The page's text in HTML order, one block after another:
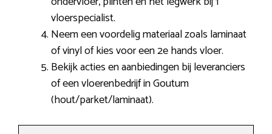
vloerspecialist.
Neem een voordelig materiaal zoals laminaat
of vinyl of kies voor een 2e hands vloer.
Bekijk acties en aanbiedingen bij leveranciers
of een vloerenbedrijf in Goutum
(hout/parket/laminaat).